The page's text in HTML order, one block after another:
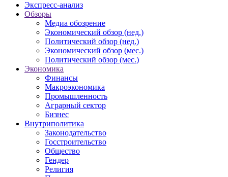
Экспресс-анализ
Обзоры
Медиа обозрение
Экономический обзор (нед.)
Политический обзор (нед.)
Экономический обзор (мес.)
Политический обзор (мес.)
Экономика
Финансы
Макроэкономика
Промышленность
Аграрный сектор
Бизнес
Внутриполитика
Законодательство
Госстроительство
Общество
Гендер
Религия